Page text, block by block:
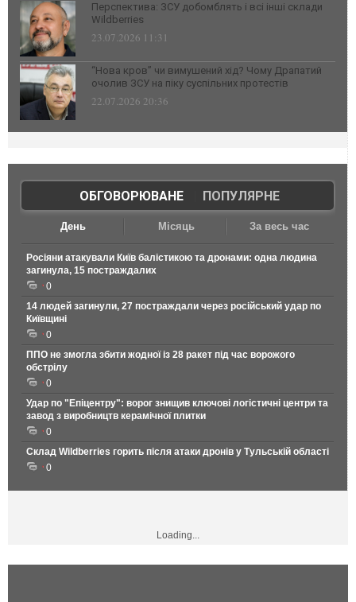
Перспектива: ЗСУ добомблять і всі інші склади
Wildberries
23.07.2026 11:31
“Нова кров” чи вимушений хід? Чому Драпатий
очолив ЗСУ на піку суспільних протестів
22.07.2026 20:36
ОБГОВОРЮВАНЕ| ПОПУЛЯРНЕ
День Місяць За весь час
Росіяни атакували Київ балістикою та дронами: одна людина
загинула, 15 постраждалих
0
14 людей загинули, 27 постраждали через російський удар по
Київщині
0
ППО не змогла збити жодної із 28 ракет під час ворожого
обстрілу
0
Удар по "Епіцентру": ворог знищив ключові логістичні центри та
завод з виробництв керамічної плитки
0
Склад Wildberries горить після атаки дронів у Тульській області
0
Loading...